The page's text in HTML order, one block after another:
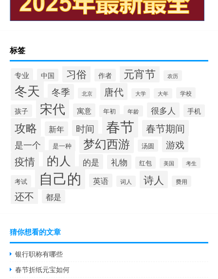
标签
专业 中国 习俗 作者 元宵节 农历
冬天 冬季 北京 唐代 大学 大年 学校
孩子 宋代 寓意 年初 年龄 很多人 手机
攻略 新年 时间 春节 春节期间
是一个 是一种 梦幻西游 汤圆 游戏
疫情 的人 的是 礼物 红包 美国 考生
考试 自己的 英语 词人 诗人 费用
还不 都是
猜你想看的文章
银行职称有哪些
春节折纸元宝如何